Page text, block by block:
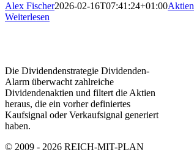
Alex Fischer2026-02-16T07:41:24+01:00Aktien
Weiterlesen
Die Dividendenstrategie Dividenden-
Alarm überwacht zahlreiche
Dividendenaktien und filtert die Aktien
heraus, die ein vorher definiertes
Kaufsignal oder Verkaufsignal generiert
haben.
© 2009 - 2026 REICH-MIT-PLAN